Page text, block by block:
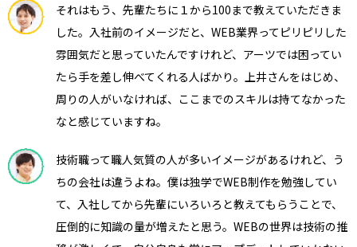
それはもう、先輩たちに１から100まで教えていただきま
した。入社前のイメージだと、WEB業界ってピリピリした
雰囲気だと思っていたんですけれど、アーツでは困ってい
たら手を差し伸べてくれる人ばかり。上井さんをはじめ、
周りの人がいなければ、ここまでのスキルは持てなかった
なと感じていますね。
技術職って職人気質の人が多いイメージがあるけれど、う
ちの会社は違うよね。僕は独学でWEB制作を勉強してい
て、入社してから先輩にいろいろと教えてもらうことで、
圧倒的に知識の量が増えたと思う。WEBの世界は技術の推